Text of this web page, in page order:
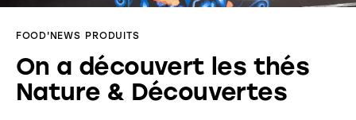
Food’Life
FOOD'NEWS PRODUITS
On a découvert les thés
Nature & Découvertes